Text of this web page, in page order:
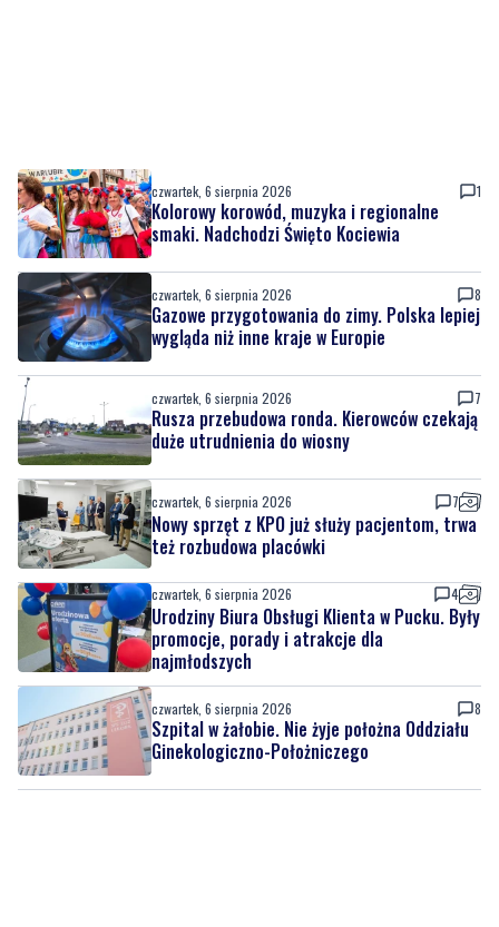
czwartek, 6 sierpnia 2026 1
Kolorowy korowód, muzyka i regionalne
smaki. Nadchodzi Święto Kociewia
czwartek, 6 sierpnia 2026 8
Gazowe przygotowania do zimy. Polska lepiej
wygląda niż inne kraje w Europie
czwartek, 6 sierpnia 2026 7
Rusza przebudowa ronda. Kierowców czekają
duże utrudnienia do wiosny
czwartek, 6 sierpnia 2026 7
Nowy sprzęt z KPO już służy pacjentom, trwa
też rozbudowa placówki
czwartek, 6 sierpnia 2026 4
Urodziny Biura Obsługi Klienta w Pucku. Były
promocje, porady i atrakcje dla
najmłodszych
czwartek, 6 sierpnia 2026 8
Szpital w żałobie. Nie żyje położna Oddziału
Ginekologiczno-Położniczego